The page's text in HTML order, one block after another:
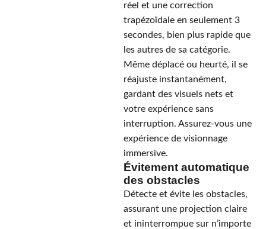
réel et une correction
trapézoïdale en seulement 3
secondes, bien plus rapide que
les autres de sa catégorie.
Même déplacé ou heurté, il se
réajuste instantanément,
gardant des visuels nets et
votre expérience sans
interruption. Assurez-vous une
expérience de visionnage
immersive.
Évitement automatique
des obstacles
Détecte et évite les obstacles,
assurant une projection claire
et ininterrompue sur n’importe